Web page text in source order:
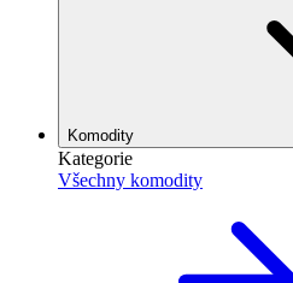
Komodity
Kategorie
Všechny komodity